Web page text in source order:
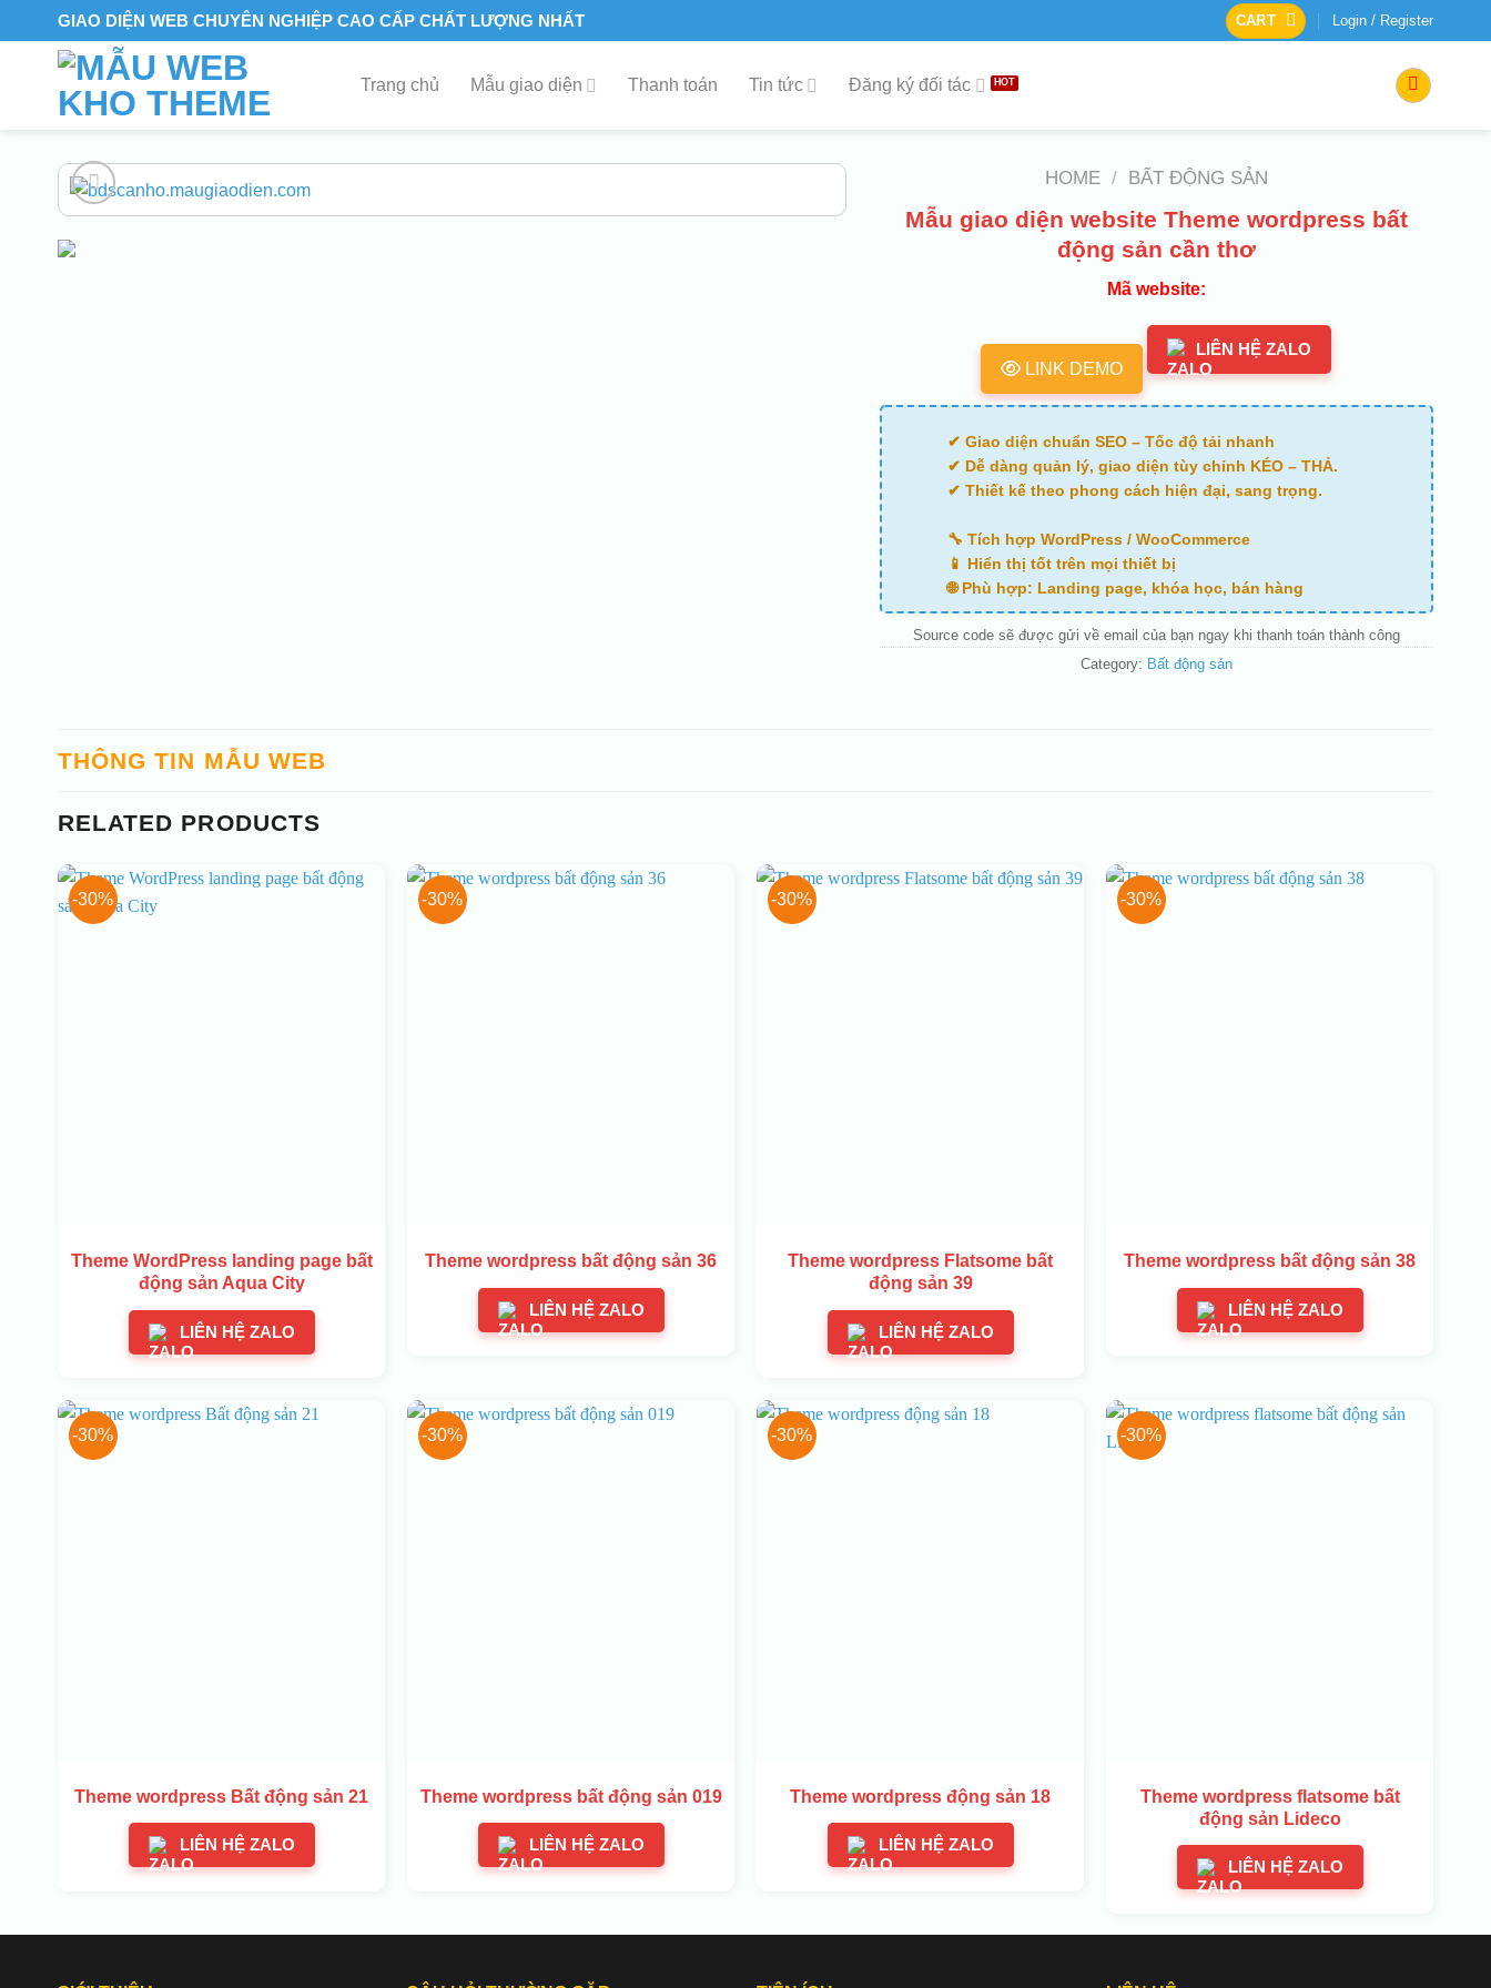
to
GIAO DIỆN WEB CHUYÊN NGHIỆP CAO CẤP CHẤT LƯỢNG NHẤT CART Login / Register
Trang chủ Mẫu giao diện Thanh toán Tin tức Đăng ký đối tác
HOME / BẤT ĐỘNG SẢN
Mẫu giao diện website Theme wordpress bất
động sản cần thơ
Mã website:
LINK DEMO
LIÊN HỆ ZALO
✔ Giao diện chuẩn SEO – Tốc độ tải nhanh
✔ Dễ dàng quản lý, giao diện tùy chỉnh KÉO – THẢ.
✔ Thiết kế theo phong cách hiện đại, sang trọng.
🔧 Tích hợp WordPress / WooCommerce
📱 Hiển thị tốt trên mọi thiết bị
🌐 Phù hợp: Landing page, khóa học, bán hàng
Source code sẽ được gửi về email của bạn ngay khi thanh toán thành công
Category: Bất động sản
THÔNG TIN MẪU WEB
RELATED PRODUCTS
-30%
Theme WordPress landing page bất
động sản Aqua City
LIÊN HỆ ZALO
-30%
Theme wordpress bất động sản 36
LIÊN HỆ ZALO
-30%
Theme wordpress Flatsome bất
động sản 39
LIÊN HỆ ZALO
-30%
Theme wordpress bất động sản 38
LIÊN HỆ ZALO
-30%
Theme wordpress Bất động sản 21
LIÊN HỆ ZALO
-30%
Theme wordpress bất động sản 019
LIÊN HỆ ZALO
-30%
Theme wordpress động sản 18
LIÊN HỆ ZALO
-30%
Theme wordpress flatsome bất
động sản Lideco
LIÊN HỆ ZALO